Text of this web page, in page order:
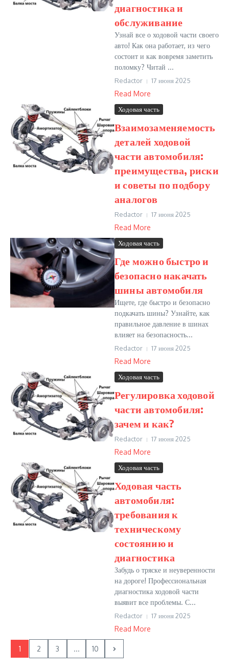
диагностика и
обслуживание
Узнай все о ходовой части своего
авто! Как она работает, из чего
состоит и как вовремя заметить
поломку? Читай ...
Redactor 17 июня 2025
Read More
Ходовая часть
Взаимозаменяемость
деталей ходовой
части автомобиля:
преимущества, риски
и советы по подбору
аналогов
Redactor 17 июня 2025
Read More
Ходовая часть
Где можно быстро и
безопасно накачать
шины автомобиля
Ищете, где быстро и безопасно
подкачать шины? Узнайте, как
правильное давление в шинах
влияет на безопасность...
Redactor 17 июня 2025
Read More
Ходовая часть
Регулировка ходовой
части автомобиля:
зачем и как?
Redactor 17 июня 2025
Read More
Ходовая часть
Ходовая часть
автомобиля:
требования к
техническому
состоянию и
диагностика
Забудь о тряске и неуверенности
на дороге! Профессиональная
диагностика ходовой части
выявит все проблемы. С...
Redactor 17 июня 2025
Read More
1 2 3 ... 10